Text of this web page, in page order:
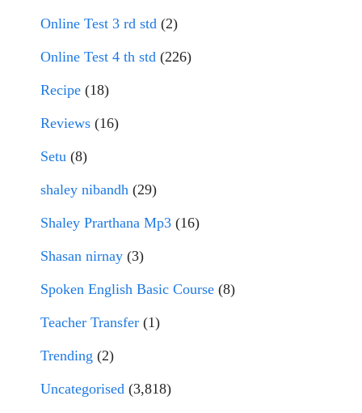
Online Test 3 rd std (2)
Online Test 4 th std (226)
Recipe (18)
Reviews (16)
Setu (8)
shaley nibandh (29)
Shaley Prarthana Mp3 (16)
Shasan nirnay (3)
Spoken English Basic Course (8)
Teacher Transfer (1)
Trending (2)
Uncategorised (3,818)